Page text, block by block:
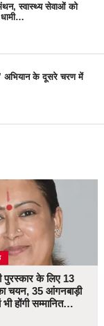
स्वास्थ्य सेवाओं को
अभियान के दूसरे चरण में
पुरस्कार के लिए 13
चयन, 35 आंगनबाड़ी
भी होंगी सम्मानित…